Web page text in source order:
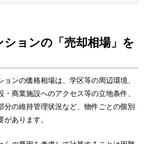
ションの「売却相場」を
ンの価格相場は、学区等の周辺環境、
商業施設へのアクセス等の立地条件、
分の維持管理状況など、物件ごとの個別
あります。